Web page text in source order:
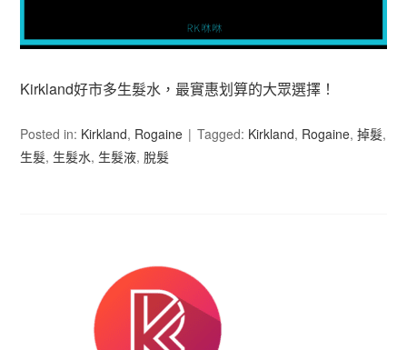
Kirkland好市多生髮水，最實惠划算的大眾選擇！
Posted in: Kirkland, Rogaine Tagged: Kirkland, Rogaine,掉髮,
生髮, 生髮水, 生髮液, 脫髮